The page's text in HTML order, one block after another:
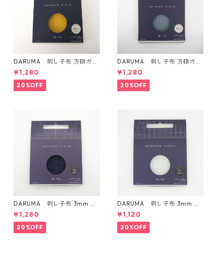
DARUMA 刺し子布 方眼ガイ
ドタイプ Col.4 カラシ
¥1,280
20%OFF
DARUMA 刺し子布 方眼ガイ
ドタイプ Col.5 にぶ青
¥1,280
20%OFF
DARUMA 刺し子布 3mm 方
眼ガイドタイプ Col.3 紺
¥1,280
20%OFF
DARUMA 刺し子布 3mm 方
眼ガイドタイプ Col.1 白
¥1,120
20%OFF